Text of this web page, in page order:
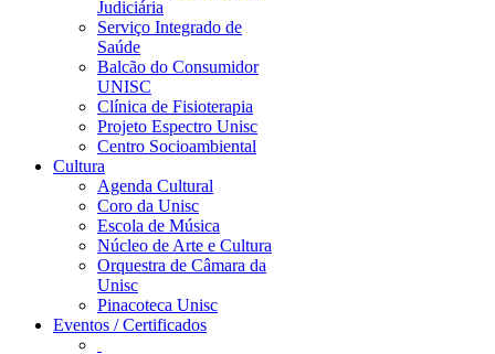
Judiciária
Serviço Integrado de
Saúde
Balcão do Consumidor
UNISC
Clínica de Fisioterapia
Projeto Espectro Unisc
Centro Socioambiental
Cultura
Agenda Cultural
Coro da Unisc
Escola de Música
Núcleo de Arte e Cultura
Orquestra de Câmara da
Unisc
Pinacoteca Unisc
Eventos / Certificados